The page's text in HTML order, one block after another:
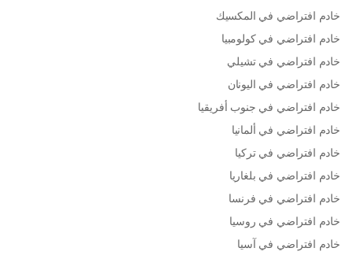
خادم افتراضي في المكسيك
خادم افتراضي في كولومبيا
خادم افتراضي في تشيلي
خادم افتراضي في اليونان
خادم افتراضي في جنوب أفريقيا
خادم افتراضي في ألمانيا
خادم افتراضي في تركيا
خادم افتراضي في بلغاريا
خادم افتراضي في فرنسا
خادم افتراضي في روسيا
خادم افتراضي في آسيا